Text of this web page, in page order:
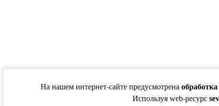
На нашем интернет-сайте предусмотрена
Используя web-ресурс